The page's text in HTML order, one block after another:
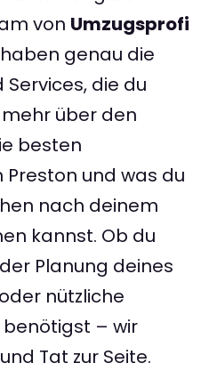
von Umzugsprofi
genau die
die du
über den
besten
und was du
nach deinem
kannst. Ob du
Planung deines
nützliche
benötigst – wir
Tat zur Seite.